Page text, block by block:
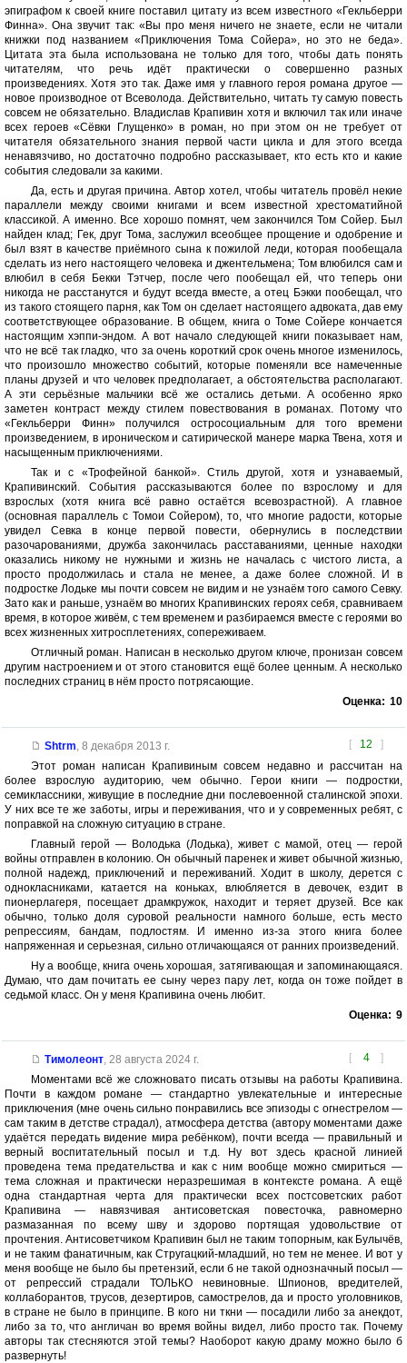
эпиграфом к своей книге поставил цитату из всем известного «Гекльберри
Финна». Она звучит так: «Вы про меня ничего не знаете, если не читали
книжки под названием «Приключения Тома Сойера», но это не беда».
Цитата эта была использована не только для того, чтобы дать понять
читателям, что речь идёт практически о совершенно разных
произведениях. Хотя это так. Даже имя у главного героя романа другое —
новое производное от Всеволода. Действительно, читать ту самую повесть
совсем не обязательно. Владислав Крапивин хотя и включил так или иначе
всех героев «Сёвки Глущенко» в роман, но при этом он не требует от
читателя обязательного знания первой части цикла и для этого всегда
ненавязчиво, но достаточно подробно рассказывает, кто есть кто и какие
события следовали за какими.
Да, есть и другая причина. Автор хотел, чтобы читатель провёл некие
параллели между своими книгами и всем известной хрестоматийной
классикой. А именно. Все хорошо помнят, чем закончился Том Сойер. Был
найден клад; Гек, друг Тома, заслужил всеобщее прощение и одобрение и
был взят в качестве приёмного сына к пожилой леди, которая пообещала
сделать из него настоящего человека и джентельмена; Том влюбился сам и
влюбил в себя Бекки Тэтчер, после чего пообещал ей, что теперь они
никогда не расстанутся и будут всегда вместе, а отец Бэкки пообещал, что
из такого стоящего парня, как Том он сделает настоящего адвоката, дав ему
соответствующее образование. В общем, книга о Томе Сойере кончается
настоящим хэппи-эндом. А вот начало следующей книги показывает нам,
что не всё так гладко, что за очень короткий срок очень многое изменилось,
что произошло множество событий, которые поменяли все намеченные
планы друзей и что человек предполагает, а обстоятельства располагают.
А эти серьёзные мальчики всё же остались детьми. А особенно ярко
заметен контраст между стилем повествования в романах. Потому что
«Гекльберри Финн» получился остросоциальным для того времени
произведением, в ироническом и сатирической манере марка Твена, хотя и
насыщенным приключениями.
Так и с «Трофейной банкой». Стиль другой, хотя и узнаваемый,
Крапивинский. События рассказываются более по взрослому и для
взрослых (хотя книга всё равно остаётся всевозрастной). А главное
(основная параллель с Томои Сойером), то, что многие радости, которые
увидел Севка в конце первой повести, обернулись в последствии
разочарованиями, дружба закончилась расставаниями, ценные находки
оказались никому не нужными и жизнь не началась с чистого листа, а
просто продолжилась и стала не менее, а даже более сложной. И в
подростке Лодьке мы почти совсем не видим и не узнаём того самого Севку.
Зато как и раньше, узнаём во многих Крапивинских героях себя, сравниваем
время, в которое живём, с тем временем и разбираемся вместе с героями во
всех жизненных хитросплетениях, сопереживаем.
Отличный роман. Написан в несколько другом ключе, пронизан совсем
другим настроением и от этого становится ещё более ценным. А несколько
последних страниц в нём просто потрясающие.
Оценка: 10
[ 12 ]
Shtrm 8 декабря 2013 г.
Этот роман написан Крапивиным совсем недавно и рассчитан на
более взрослую аудиторию, чем обычно. Герои книги — подростки,
семиклассники, живущие в последние дни послевоенной сталинской эпохи.
У них все те же заботы, игры и переживания, что и у современных ребят, с
поправкой на сложную ситуацию в стране.
Главный герой — Володька (Лодька), живет с мамой, отец — герой
войны отправлен в колонию. Он обычный паренек и живет обычной жизнью,
полной надежд, приключений и переживаний. Ходит в школу, дерется с
однокласниками, катается на коньках, влюбляется в девочек, ездит в
пионерлагеря, посещает драмкружок, находит и теряет друзей. Все как
обычно, только доля суровой реальности намного больше, есть место
репрессиям, бандам, подлостям. И именно из-за этого книга более
напряженная и серьезная, сильно отличающаяся от ранних произведений.
Ну а вообще, книга очень хорошая, затягивающая и запоминающаяся.
Думаю, что дам почитать ее сыну через пару лет, когда он тоже пойдет в
седьмой класс. Он у меня Крапивина очень любит.
Оценка: 9
[ 4 ]
Тимолеонт, 28 августа 2024 г.
Моментами всё же сложновато писать отзывы на работы Крапивина.
Почти в каждом романе — стандартно увлекательные и интересные
приключения (мне очень сильно понравились все эпизоды с огнестрелом —
сам таким в детстве страдал), атмосфера детства (автору моментами даже
удаётся передать видение мира ребёнком), почти всегда — правильный и
верный воспитательный посыл и т.д. Ну вот здесь красной линией
проведена тема предательства и как с ним вообще можно смириться —
тема сложная и практически неразрешимая в контексте романа. А ещё
одна стандартная черта для практически всех постсоветских работ
Крапивина — навязчивая антисоветская повесточка, равномерно
размазанная по всему шву и здорово портящая удовольствие от
прочтения. Антисоветчиком Крапивин был не таким топорным, как Булычёв,
и не таким фанатичным, как Стругацкий-младший, но тем не менее. И вот у
меня вообще не было бы претензий, если б не такой однозначный посыл —
от репрессий страдали ТОЛЬКО невиновные. Шпионов, вредителей,
коллаборантов, трусов, дезертиров, самострелов, да и просто уголовников,
в стране не было в принципе. В кого ни ткни — посадили либо за анекдот,
либо за то, что англичан во время войны видел, либо просто так. Почему
авторы так стесняются этой темы? Наоборот какую драму можно было б
развернуть!